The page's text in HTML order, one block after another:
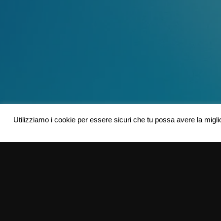
Utilizziamo i cookie per essere sicuri che tu possa avere la